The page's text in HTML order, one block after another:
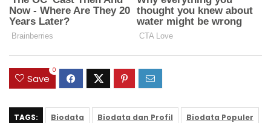
Save
0
TAGS: Biodata Biodata dan Profil Biodata Populer